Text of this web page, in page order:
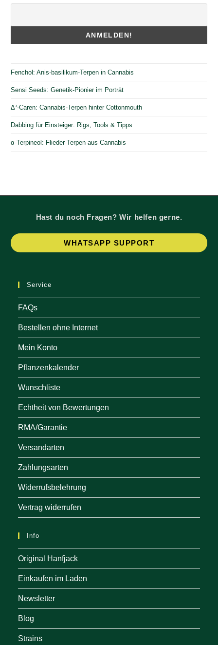
Fenchol: Anis-basilikum-Terpen in Cannabis
Sensi Seeds: Genetik-Pionier im Porträt
Δ³-Caren: Cannabis-Terpen hinter Cottonmouth
Dabbing für Einsteiger: Rigs, Tools & Tipps
α-Terpineol: Flieder-Terpen aus Cannabis
Hast du noch Fragen? Wir helfen gerne.
WHATSAPP SUPPORT
Service
FAQs
Bestellen ohne Internet
Mein Konto
Pflanzenkalender
Wunschliste
Echtheit von Bewertungen
RMA/Garantie
Versandarten
Zahlungsarten
Widerrufsbelehrung
Vertrag widerrufen
Info
Original Hanfjack
Einkaufen im Laden
Newsletter
Blog
Strains